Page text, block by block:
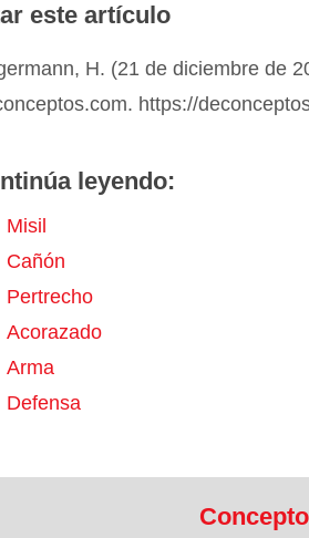
este artículo
H. (21 de diciembre de
https://
leyendo:
Misil
Cañón
Pertrecho
Acorazado
Arma
Defensa